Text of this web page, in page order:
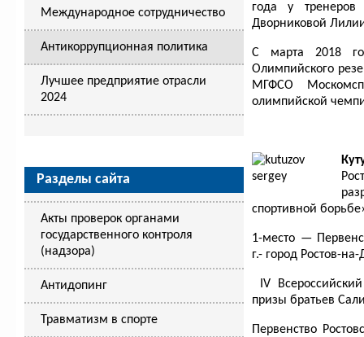
Международное сотрудничество
Антикоррупционная политика
Лучшее предприятие отрасли
2024
Разделы сайта
Акты проверок органами
государственного контроля
(надзора)
Антидопинг
Травматизм в спорте
года у
Дворниковой
С марта 2018
Олимпийского
МГФСО
олимпийской
спортивной
1-место —
г.- город Ростов-
IV
призы братьев
Первенство